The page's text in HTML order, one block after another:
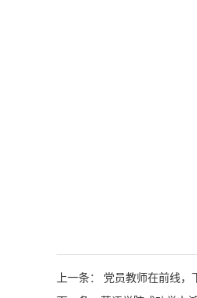
上一条： 党员教师在前线